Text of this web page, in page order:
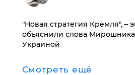
"Новая стратегия Кремля", –
объяснили слова
Украиной
Смотреть ещё